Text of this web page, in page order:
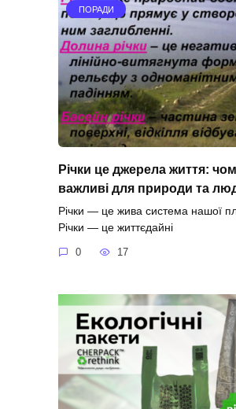
ПОРАДИ
Річки це джерела життя:
важливі для природи та
Річки — це жива система нашої
Річки — це життєдайні
0 17